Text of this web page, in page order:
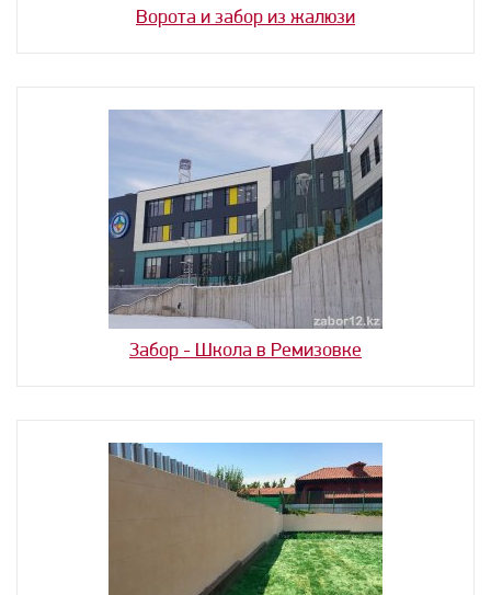
Ворота и забор из жалюзи
Забор - Школа в Ремизовке